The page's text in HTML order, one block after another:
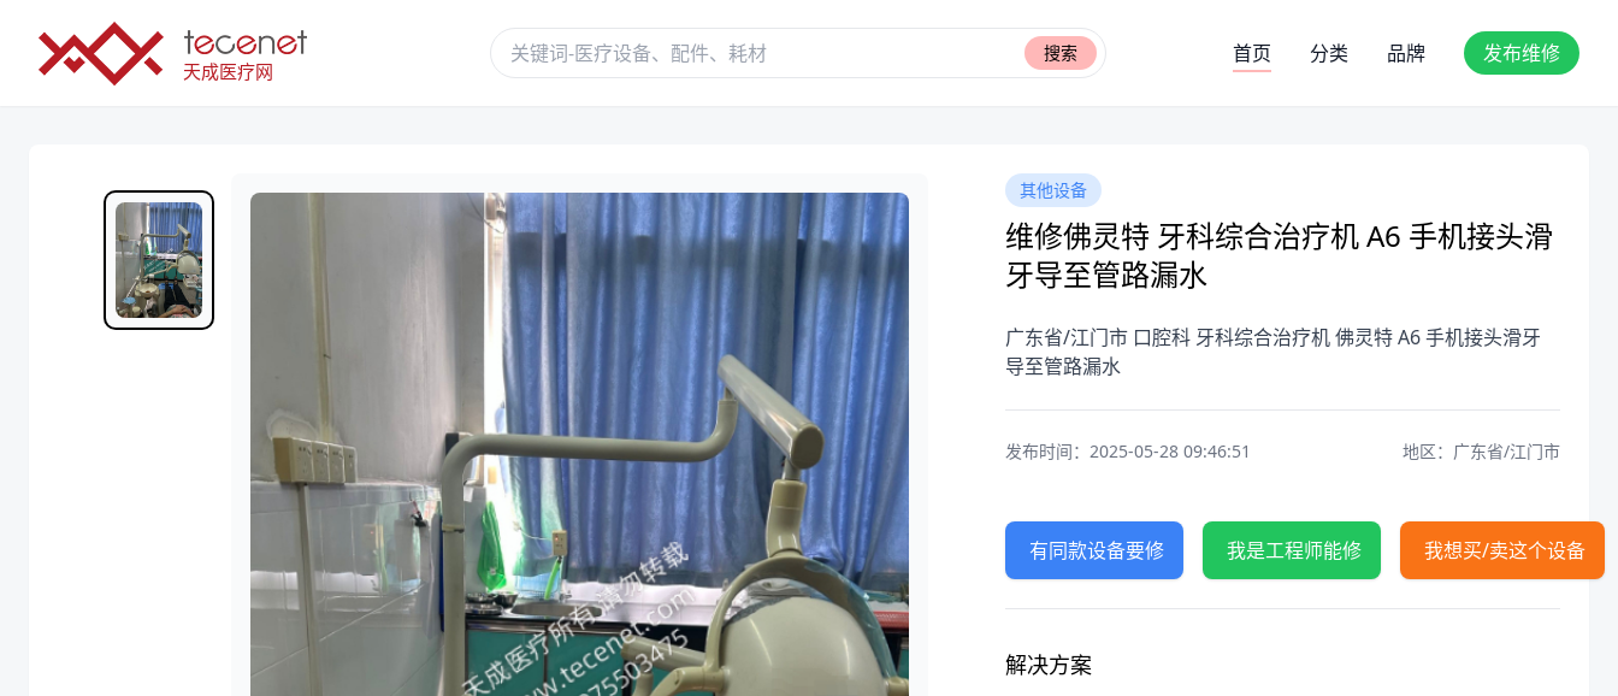
天成医疗网
搜索 首页 分类 品牌 发布维修
其他设备
维修佛灵特 牙科综合治疗机 A6 手机接头滑
牙导至管路漏水
广东省/江门市 口腔科 牙科综合治疗机 佛灵特 A6 手机接头滑牙
导至管路漏水
发布时间：2025-05-28 09:46:51 地区：广东省/江门市
有同款设备要修 我是工程师能修 我想买/卖这个设备
解决方案